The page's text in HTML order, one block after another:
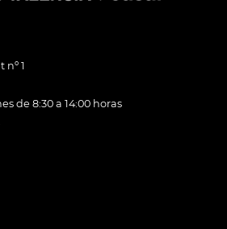
nº 1
de 8:30 a 14:00 horas